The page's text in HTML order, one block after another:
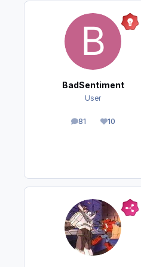
BadSentiment
User
81
Beiträge10
Reputation